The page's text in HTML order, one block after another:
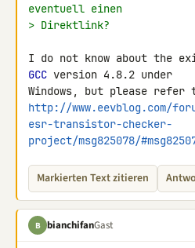
eventuell einen
> Direktlink?
I do not know about the
GCC version 4.8.2 under
http://www.eevblog.com/
esr-transistor-checker-
project/msg825078/
Markierten Text zitieren
B bianchifanGast